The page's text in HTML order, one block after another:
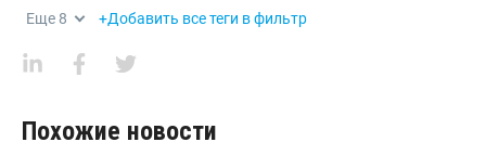
Еще 8 +Добавить все теги в фильтр
Похожие новости